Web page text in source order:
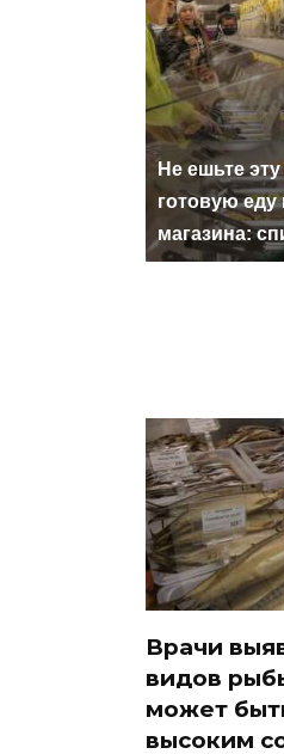
Не ешьте эту
готовую еду
магазина:
Врачи
видов
может
высоким